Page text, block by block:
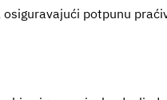
osiguravajući potpunu